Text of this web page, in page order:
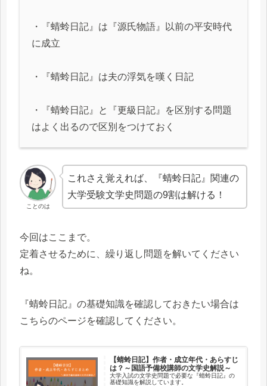
・『蜻蛉日記』は『源氏物語』以前の平安時代
に成立
・『蜻蛉日記』は夫の浮気を嘆く日記
・『蜻蛉日記』と『更級日記』を区別する問題
はよく出るので区別をつけておく
ことのは
これさえ覚えれば、『蜻蛉日記』関連の
大学受験文学史問題の9割は解ける！
今回はここまで。
定着させるために、繰り返し問題を解いてください
ね。
『蜻蛉日記』の基礎知識を確認しておきたい場合は
こちらのページを確認してください。
【蜻蛉日記】作者・成立年代・あらすじ
は？～国語予備校講師の文学史解説～
大学入試の文学史問題で必要な『蜻蛉日記』の
基礎知識を解説しています。